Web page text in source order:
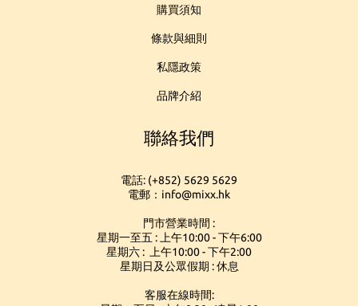
購買須知
條款與細則
私隱政策
品牌介紹
聯絡我們
電話: (+852) 5629 5629
電郵：info@mixx.hk
門市營業時間 :
星期一至五 : 上午10:00 - 下午6:00
星期六 : 上午10:00 - 下午2:00
星期日及公眾假期 : 休息
客服在線時間: